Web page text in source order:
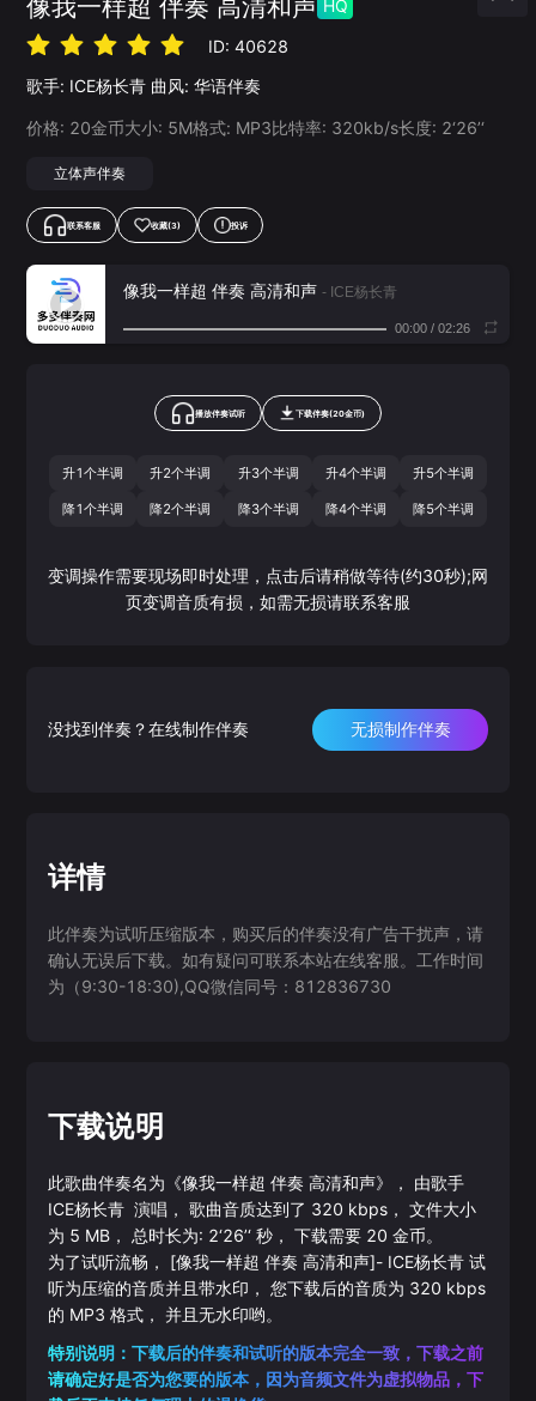
像我一样超 伴奏 高清和声 HQ
ID:40628
歌手: ICE杨长青 曲风: 华语伴奏
价格: 20金币大小: 5M格式: MP3比特率: 320kb/s长度: 2‘26’‘
立体声伴奏
联系客服 收藏(3) 投诉
像我一样超 伴奏 高清和声 - ICE杨长青
00:00/ 02:26
播放伴奏试听 下载伴奏(20金币)
升1个半调 升2个半调 升3个半调 升4个半调 升5个半调
降1个半调 降2个半调 降3个半调 降4个半调 降5个半调
变调操作需要现场即时处理，点击后请稍做等待(约30秒);网
页变调音质有损，如需无损请联系客服
没找到伴奏？在线制作伴奏 无损制作伴奏
详情
此伴奏为试听压缩版本，购买后的伴奏没有广告干扰声，请
确认无误后下载。如有疑问可联系本站在线客服。工作时间
为（9:30-18:30),QQ微信同号：812836730
下载说明
此歌曲伴奏名为《像我一样超 伴奏 高清和声》， 由歌手
ICE杨长青 演唱， 歌曲音质达到了 320 kbps， 文件大小
为 5 MB， 总时长为: 2‘26’‘秒， 下载需要 20 金币。
为了试听流畅， [像我一样超 伴奏 高清和声]- ICE杨长青 试
听为压缩的音质并且带水印， 您下载后的音质为 320 kbps
的 MP3 格式， 并且无水印哟。
特别说明：下载后的伴奏和试听的版本完全一致，下载之前
请确定好是否为您要的版本，因为音频文件为虚拟物品，下